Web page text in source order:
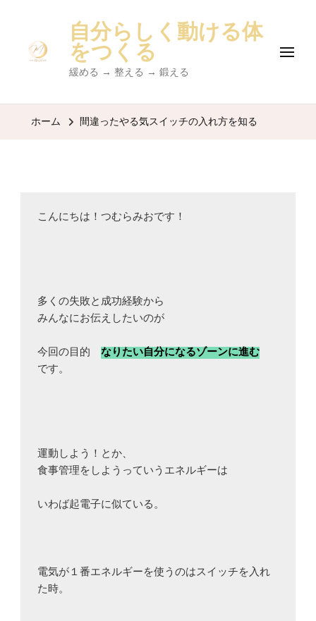
自分らしく動ける体
をつくる
緩める → 整える → 鍛える
ホーム 間違ったやる気スイッチの入れ方を知る
こんにちは！つむらみおです！
多くの失敗と成功経験から
みんなにお伝えしたいのが
今回の目的 なりたい自分になるゾーンに進む
です。
運動しよう！とか、
食事管理をしようっていうエネルギーは
いわば起電子に似ている。
電気が１番エネルギーを使うのはスイッチを入れ
た時。